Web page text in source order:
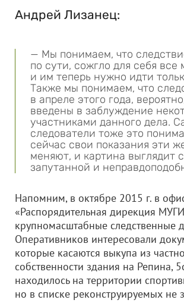
Андрей Лизанец:
— Мы понимаем, что
по сути, сожгло для себя все
и им теперь нужно идти
Также мы понимаем, что
в апреле этого года,
введены в заблуждение
участниками данного дела.
следователи тоже это
сейчас свои показания эти
меняют, и картина выглядит
запутанной и
Напомним, в октябре 2015 г. в
«Распорядительная дирекция
крупномасштабные следственные
Оперативников интересовали
которые касаются выкупа из
собственности здания на Репина,
находилось на территории
но в списке реконструируемых не